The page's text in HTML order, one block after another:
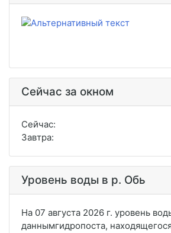
Сейчас за окном
Сейчас:
Завтра:
Уровень воды в р. Обь